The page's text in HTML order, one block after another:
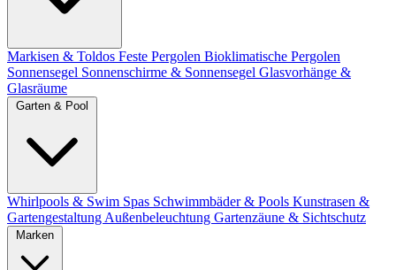
Markisen & Toldos Feste Pergolen Bioklimatische Pergolen
Sonnensegel Sonnenschirme & Sonnensegel Glasvorhänge &
Glasräume
Whirlpools & Swim Spas Schwimmbäder & Pools Kunstrasen &
Gartengestaltung Außenbeleuchtung Gartenzäune & Sichtschutz